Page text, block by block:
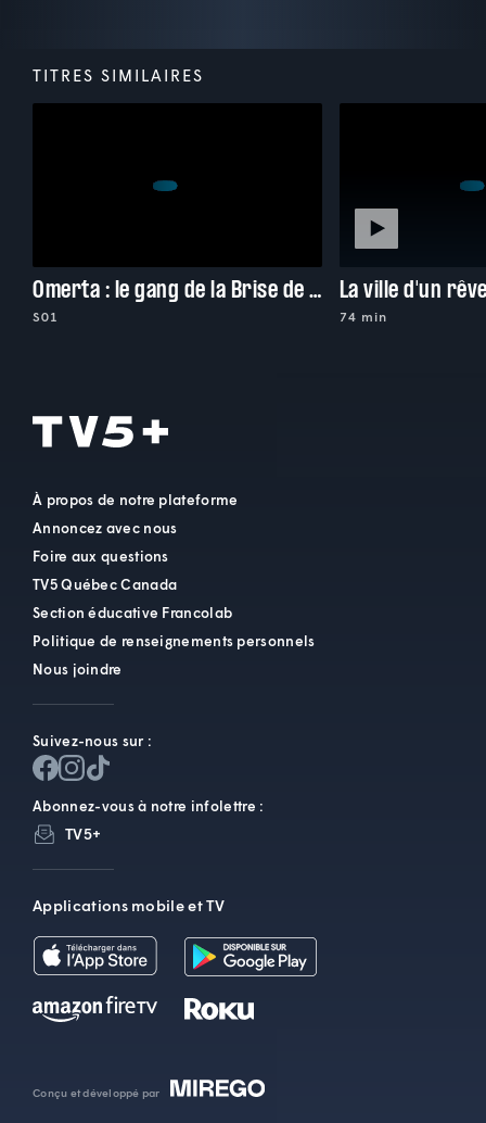
TITRES SIMILAIRES
Omerta : le gang de la Brise de Mer
S01
La ville d'un
74 min
À propos de notre plateforme
Annoncez avec nous
Foire aux questions
TV5 Québec Canada
Section éducative Francolab
Politique de renseignements personnels
Nous joindre
Suivez-nous sur :
Abonnez-vous à notre infolettre :
TV5+
Applications mobile et TV
Conçu et développé par